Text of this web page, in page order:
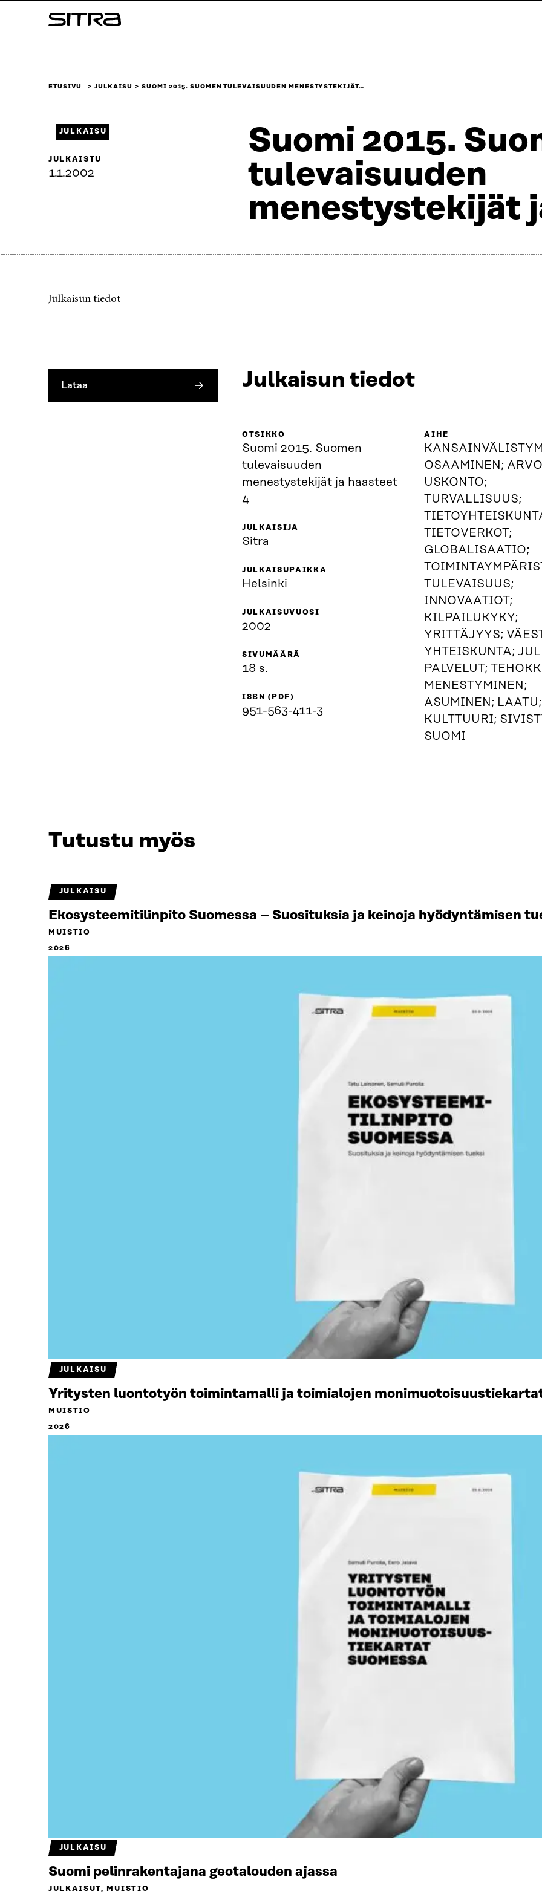
sisältöön
Sitra
ETUSIVU JULKAISU SUOMI 2015. SUOMEN TULEVAISUUDEN MENESTYSTEKIJÄT…
Suomi 2015.
tulevaisuuden
menestystekijät
JULKAISU
JULKAISTU
1.1.2002
Julkaisun tiedot
Lataa Julkaisun tiedot
OTSIKKO
Suomi 2015. Suomen
tulevaisuuden
menestystekijät ja haasteet
4
JULKAISIJA
Sitra
JULKAISUPAIKKA
Helsinki
JULKAISUVUOSI
2002
SIVUMÄÄRÄ
18 s.
ISBN (PDF)
951-563-411-3
AIHE
OSAAMINEN;
USKONTO;
TURVALLISUUS;
TIETOVERKOT;
GLOBALISAATIO;
TULEVAISUUS;
INNOVAATIOT;
KILPAILUKYKY;
YRITTÄJYYS;
YHTEISKUNTA;
PALVELUT;
MENESTYMINEN;
ASUMINEN; LAATU;
KULTTUURI;
SUOMI
Tutustu myös
JULKAISU
Ekosysteemitilinpito Suomessa – Suosituksia ja keinoja hyödyntämisen
MUISTIO
2026
JULKAISU
Yritysten luontotyön toimintamalli ja toimialojen
MUISTIO
2026
JULKAISU
Suomi pelinrakentajana geotalouden ajassa
JULKAISUT, MUISTIO